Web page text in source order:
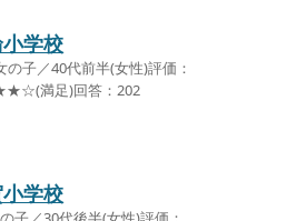
学校
の子／40代前半(女性)評価：
満足)回答：202
学校